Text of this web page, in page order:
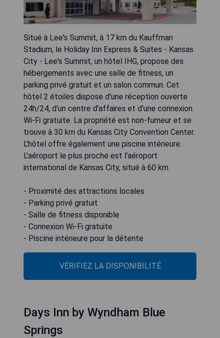
Situé à Lee's Summit, à 17 km du Kauffman
Stadium, le Holiday Inn Express & Suites - Kansas
City - Lee's Summit, un hôtel IHG, propose des
hébergements avec une salle de fitness, un
parking privé gratuit et un salon commun. Cet
hôtel 2 étoiles dispose d'une réception ouverte
24h/24, d'un centre d'affaires et d'une connexion
Wi-Fi gratuite. La propriété est non-fumeur et se
trouve à 30 km du Kansas City Convention Center.
L'hôtel offre également une piscine intérieure.
L'aéroport le plus proche est l'aéroport
international de Kansas City, situé à 60 km.
- Proximité des attractions locales
- Parking privé gratuit
- Salle de fitness disponible
- Connexion Wi-Fi gratuite
- Piscine intérieure pour la détente
VÉRIFIEZ LA DISPONIBILITÉ
Days Inn by Wyndham Blue
Springs